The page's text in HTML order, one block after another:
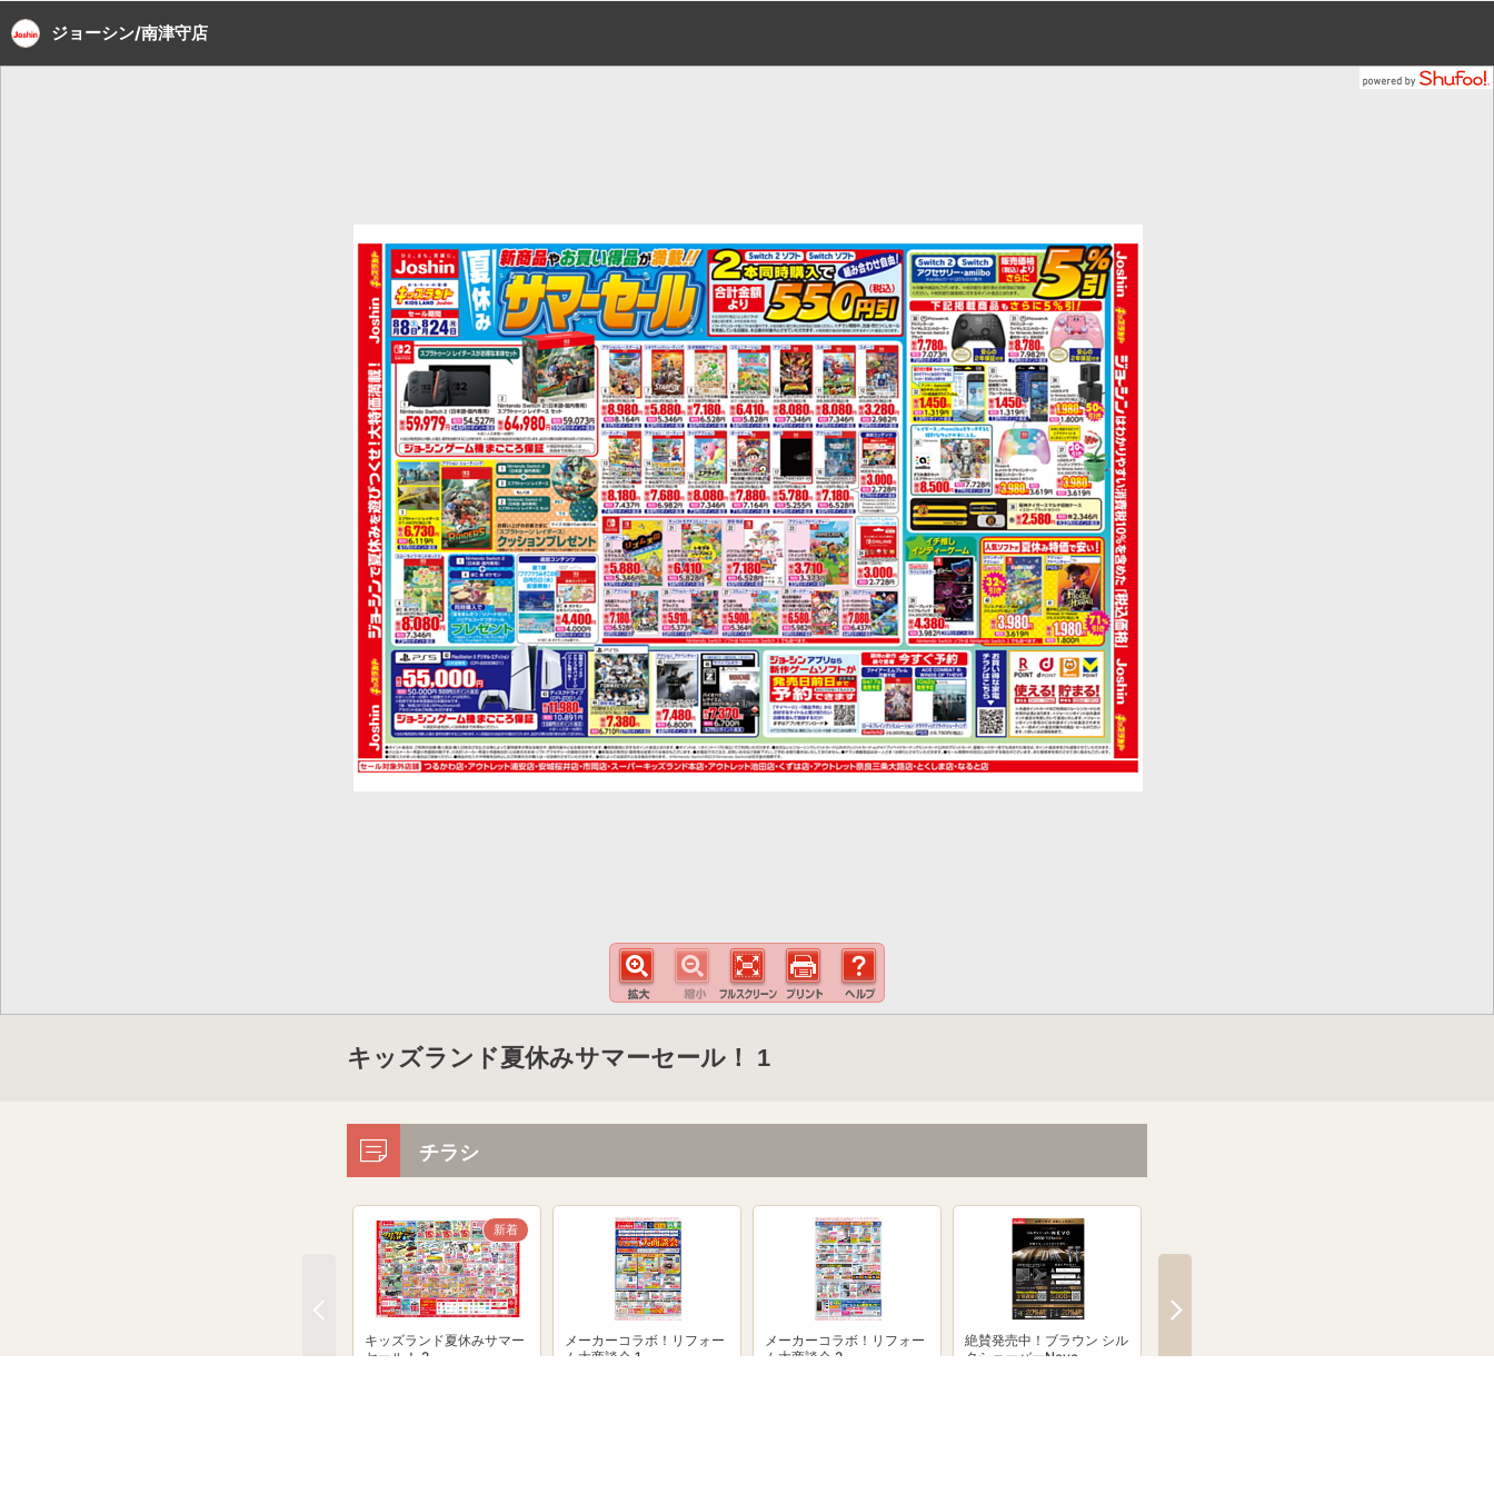
ジョーシン/南津守店
キッズランド夏休みサマーセール！ 1
チラシ
キッズランド夏休みサマー
セール！ 2
新着
メーカーコラボ！リフォー
ム大商談会 1
メーカーコラボ！リフォー
ム大商談会 2
絶賛発売中！ブラウン シル
クシェーバーNevo
とならJoshinへ！